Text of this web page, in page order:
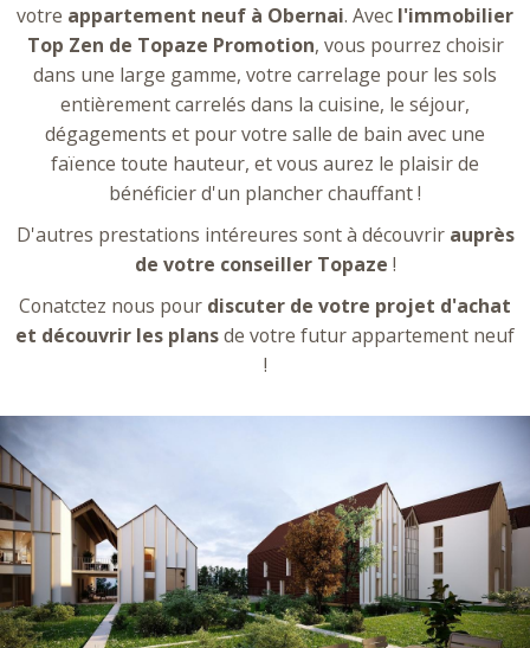
votre appartement neuf à Obernai. Avec l'immobilier
Top Zen de Topaze Promotion, vous pourrez choisir
dans une large gamme, votre carrelage pour les sols
entièrement carrelés dans la cuisine, le séjour,
dégagements et pour votre salle de bain avec une
faïence toute hauteur, et vous aurez le plaisir de
bénéficier d'un plancher chauffant !
D'autres prestations intéreures sont à découvrir auprès
de votre conseiller Topaze !
Conatctez nous pour discuter de votre projet d'achat
et découvrir les plansde votre futur appartement neuf
!